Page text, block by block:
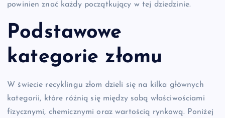
powinien znać każdy początkujący w tej dziedzinie.
Podstawowe
kategorie złomu
W świecie recyklingu złom dzieli się na kilka głównych
kategorii, które różnią się między sobą właściwościami
fizycznymi, chemicznymi oraz wartością rynkową. Poniżej